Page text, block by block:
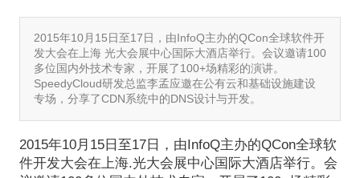
2015年10月15日至17日，由InfoQ主办的QCon全球软件开
发大会在上海 光大会展中心国际大酒店举行。会议邀请100
多位国内外技术专家，开展了100+场精彩的演讲。
SpeedyCloud研发总监李孟应邀在公有云和基础设施建设
专场，分享了CDN系统中的DNS设计与开发。
2015年10月15日至17日，由InfoQ主办的QCon全球软
件开发大会在上海.光大会展中心国际大酒店举行。会